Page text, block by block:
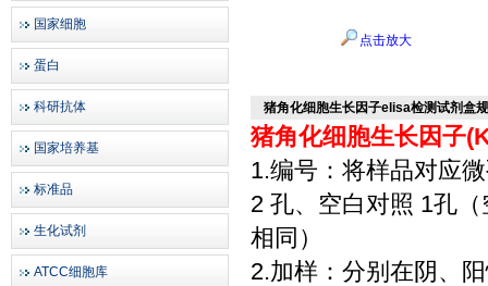
国家细胞
蛋白
科研抗体
国家培养基
标准品
生化试剂
ATCC细胞库
点击放大
猪角化细胞生长因子elisa检测试剂盒
猪角化细胞生长因子
1.编号：将样品对应
2 孔、空白对照 1孔
相同）
2.加样：分别在阴、